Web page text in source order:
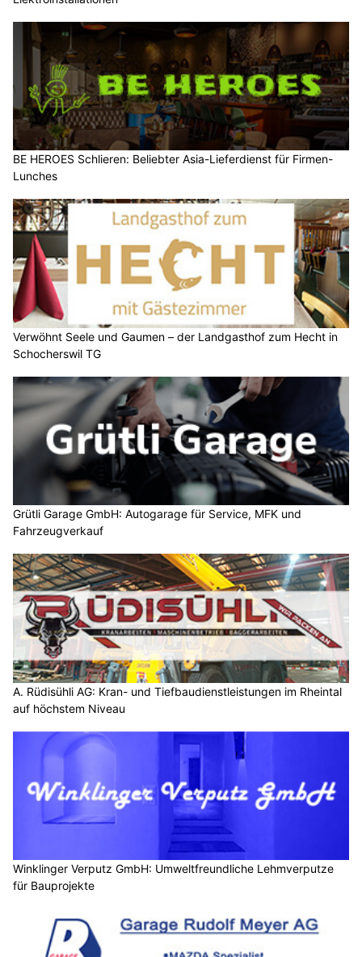
BE HEROES Schlieren: Beliebter Asia-Lieferdienst für Firmen-
Lunches
Verwöhnt Seele und Gaumen – der Landgasthof zum Hecht in
Schocherswil TG
Grütli Garage GmbH: Autogarage für Service, MFK und
Fahrzeugverkauf
A. Rüdisühli AG: Kran- und Tiefbaudienstleistungen im Rheintal
auf höchstem Niveau
Winklinger Verputz GmbH: Umweltfreundliche Lehmverputze
für Bauprojekte